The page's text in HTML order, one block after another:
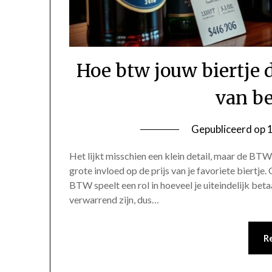
Hoe btw jouw biertje
van
Gepubliceerd op
Het lijkt misschien een klein detail, maar de
grote invloed op de prijs van je favoriete biertje.
BTW speelt een rol in hoeveel je uiteindelijk
verwarrend zijn, dus…